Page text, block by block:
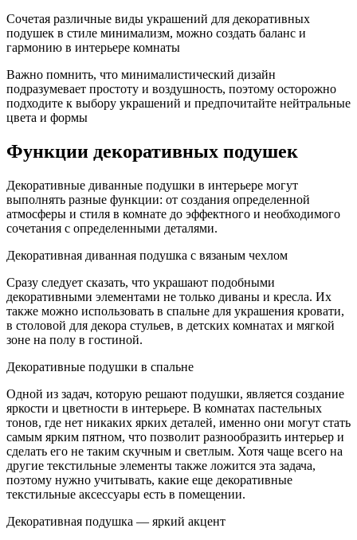
Сочетая различные виды украшений для декоративных
подушек в стиле минимализм, можно создать баланс и
гармонию в интерьере комнаты
Важно помнить, что минималистический дизайн
подразумевает простоту и воздушность, поэтому осторожно
подходите к выбору украшений и предпочитайте нейтральные
цвета и формы
Функции декоративных подушек
Декоративные диванные подушки в интерьере могут
выполнять разные функции: от создания определенной
атмосферы и стиля в комнате до эффектного и необходимого
сочетания с определенными деталями.
Декоративная диванная подушка с вязаным чехлом
Сразу следует сказать, что украшают подобными
декоративными элементами не только диваны и кресла. Их
также можно использовать в спальне для украшения кровати,
в столовой для декора стульев, в детских комнатах и мягкой
зоне на полу в гостиной.
Декоративные подушки в спальне
Одной из задач, которую решают подушки, является создание
яркости и цветности в интерьере. В комнатах пастельных
тонов, где нет никаких ярких деталей, именно они могут стать
самым ярким пятном, что позволит разнообразить интерьер и
сделать его не таким скучным и светлым. Хотя чаще всего на
другие текстильные элементы также ложится эта задача,
поэтому нужно учитывать, какие еще декоративные
текстильные аксессуары есть в помещении.
Декоративная подушка — яркий акцент